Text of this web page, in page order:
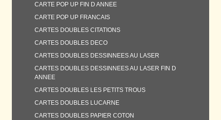
CARTE POP UP FIN D ANNEE
CARTE POP UP FRANCAIS
CARTES DOUBLES CITATIONS
CARTES DOUBLES DECO
CARTES DOUBLES DESSINNEES AU LASER
CARTES DOUBLES DESSINNEES AU LASER FIN D
ANNEE
CARTES DOUBLES LES PETITS TROUS
CARTES DOUBLES LUCARNE
CARTES DOUBLES PAPIER COTON